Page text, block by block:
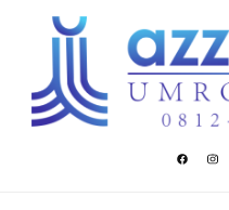
Azzamku